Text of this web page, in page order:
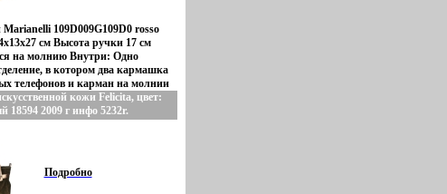
109D009G109D0 rosso
см Высота ручки 17 см
на молнию Внутри: Одно
в котором два кармашка
телефонов и карман на молнии
предметов 100% кожа.
кожи Felicita, цвет:
18594 2009 г инфо 5232r.
Подробно